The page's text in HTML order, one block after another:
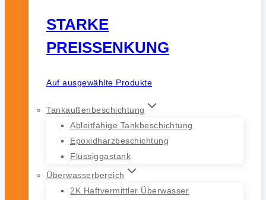
STARKE
PREISSENKUNG
Auf ausgewählte Produkte
Tankaußenbeschichtung
Ableitfähige Tankbeschichtung
Epoxidharzbeschichtung
Flüssiggastank
Überwasserbereich
2K Haftvermittler Überwasser